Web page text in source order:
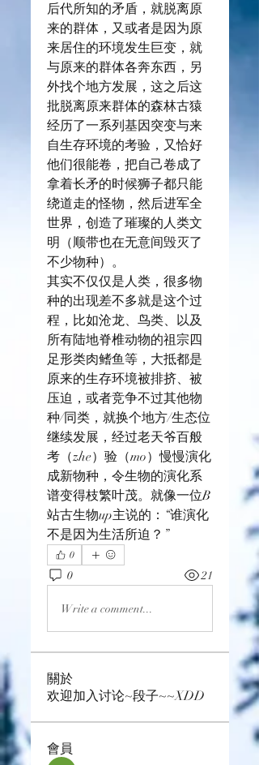
后代所知的矛盾，就脱离原
来的群体，又或者是因为原
来居住的环境发生巨变，就
与原来的群体各奔东西，另
外找个地方发展，这之后这
批脱离原来群体的森林古猿
经历了一系列基因突变与来
自生存环境的考验，又恰好
他们很能卷，把自己卷成了
拿着长矛的时候狮子都只能
绕道走的怪物，然后进军全
世界，创造了璀璨的人类文
明（顺带也在无意间毁灭了
不少物种）。
其实不仅仅是人类，很多物
种的出现差不多就是这个过
程，比如沧龙、鸟类、以及
所有陆地脊椎动物的祖宗四
足形类肉鳍鱼等，大抵都是
原来的生存环境被排挤、被
压迫，或者竞争不过其他物
种/同类，就换个地方/生态位
继续发展，经过老天爷百般
考（zhe）验（mo）慢慢演化
成新物种，令生物的演化系
谱变得枝繁叶茂。就像一位B
站古生物up主说的：“谁演化
不是因为生活所迫？”
0
0 21
Write a comment...
關於
欢迎加入讨论~段子~~XDD
會員